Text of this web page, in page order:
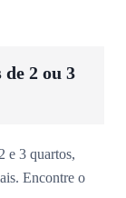
2 ou 3
e 3 quartos,
Encontre o